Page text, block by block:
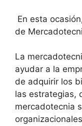
En esta
de
La
ayudar a la
de adquirir los
las estrategias,
mercadotecnia